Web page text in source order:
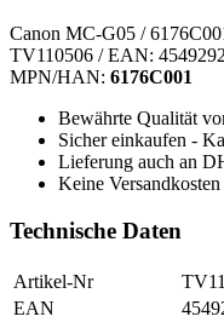
Canon MC-G05 /
TV110506 / EAN:
MPN/HAN: 6176C001
Bewährte Qualität
Sicher einkaufen -
Lieferung auch an
Keine
Technische Daten
Artikel-Nr
EAN